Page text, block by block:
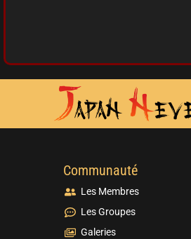
Communauté
Les Membres
Les Groupes
Galeries